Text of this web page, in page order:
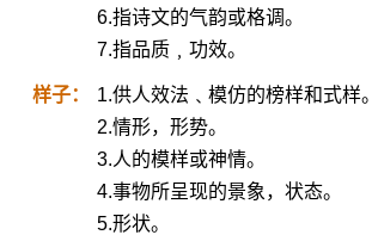
6.指诗文的气韵或格调。
7.指品质﹐功效。
样子：
1.供人效法﹑模仿的榜样和式样。
2.情形，形势。
3.人的模样或神情。
4.事物所呈现的景象，状态。
5.形状。